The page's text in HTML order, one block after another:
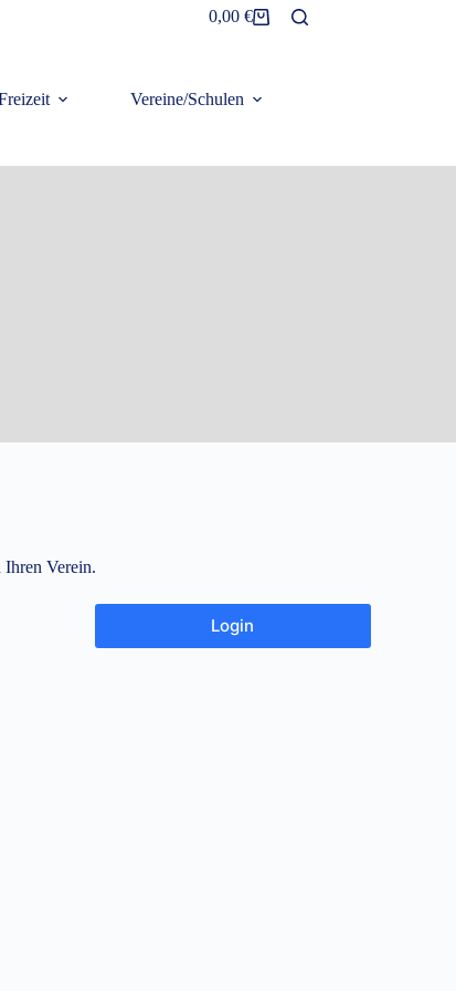
0,00 €
Vereine/Schulen
Ihren Verein.